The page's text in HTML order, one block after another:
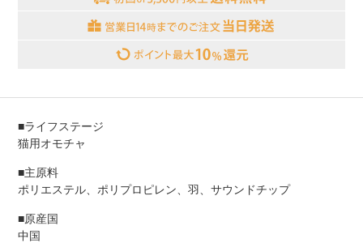
■ライフステージ
猫用オモチャ
■主原料
ポリエステル、ポリプロピレン、羽、サウンドチップ
■原産国
中国